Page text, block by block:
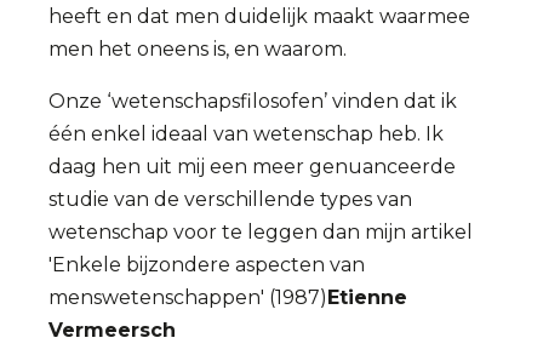
heeft en dat men duidelijk maakt waarmee
men het oneens is, en waarom.
Onze ‘wetenschapsfilosofen’ vinden dat ik
één enkel ideaal van wetenschap heb. Ik
daag hen uit mij een meer genuanceerde
studie van de verschillende types van
wetenschap voor te leggen dan mijn artikel
'Enkele bijzondere aspecten van
menswetenschappen' (1987)Etienne
Vermeersch